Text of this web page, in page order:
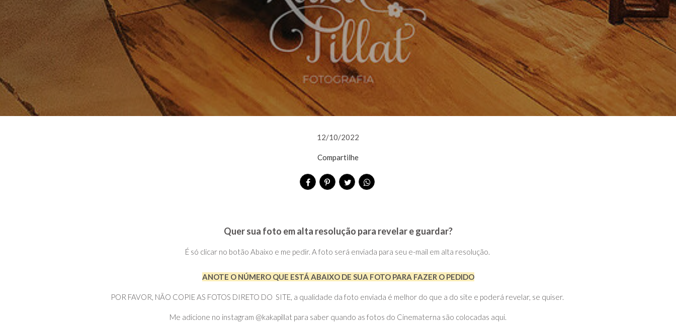
12/10/2022
Compartilhe
Quer sua foto em alta resolução para revelar e guardar?
É só clicar no botão Abaixo e me pedir. A foto será enviada para seu e-mail em alta resolução.
ANOTE O NÚMERO QUE ESTÁ ABAIXO DE SUA FOTO PARA FAZER O PEDIDO
POR FAVOR, NÃO COPIE AS FOTOS DIRETO DO SITE, a qualidade da foto enviada é melhor do que a do site e poderá revelar, se quiser.
Me adicione no instagram @kakapillat para saber quando as fotos do Cinematerna são colocadas aqui.